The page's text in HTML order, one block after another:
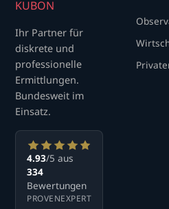
KUBON
Ihr Partner für
diskrete und
professionelle
Ermittlungen.
Bundesweit im
Einsatz.
4.93/5 aus
334
Bewertungen
PROVENEXPERT